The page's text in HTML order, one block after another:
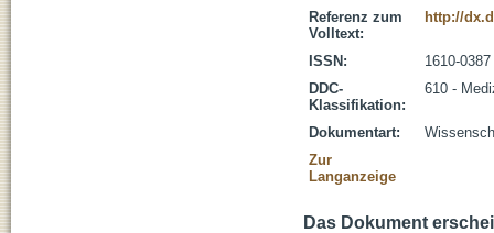
Referenz zum
Volltext:
http://
ISSN:
1610-0387
DDC-
Klassifikation:
610 -
Dokumentart:
Zur
Langanzeige
Das Dokument